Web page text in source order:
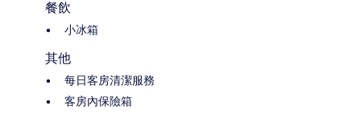
餐飲
小冰箱
其他
每日客房清潔服務
客房內保險箱